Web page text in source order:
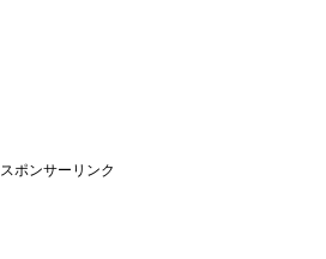
スポンサーリンク